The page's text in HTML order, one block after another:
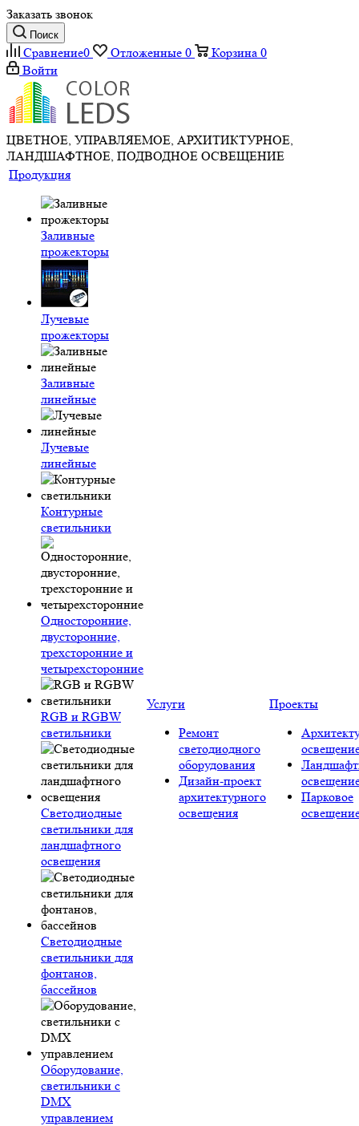
Заказать звонок
Поиск
Сравнение0 Отложенные 0 Корзина 0
Войти
ЦВЕТНОЕ, УПРАВЛЯЕМОЕ, АРХИТИКТУРНОЕ,
ЛАНДШАФТНОЕ, ПОДВОДНОЕ ОСВЕЩЕНИЕ
Продукция
Заливные
прожекторы
Лучевые
прожекторы
Заливные
линейные
Лучевые
линейные
Контурные
светильники
Односторонние,
двусторонние,
трехсторонние и
четырехсторонние
RGB и RGBW
светильники
Светодиодные
светильники для
ландшафтного
освещения
Светодиодные
светильники для
фонтанов,
бассейнов
Оборудование,
светильники с
DMX
управлением
Услуги
Ремонт
светодиодного
оборудования
Дизайн-проект
архитектурного
освещения
Проекты
Парковое